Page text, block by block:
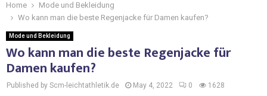
Home
Mode und Bekleidung
Wo kann man die beste Regenjacke für Damen kaufen?
Mode und Bekleidung
Wo kann man die beste Regenjacke für
Damen kaufen?
Published by Scm-leichtathletik.de May 4, 2022 0 1628